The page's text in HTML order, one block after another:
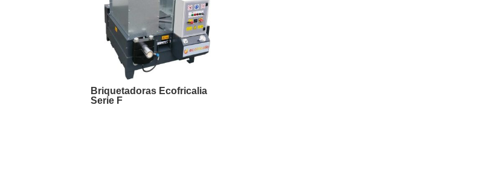
Briquetadoras Ecofricalia
Serie F